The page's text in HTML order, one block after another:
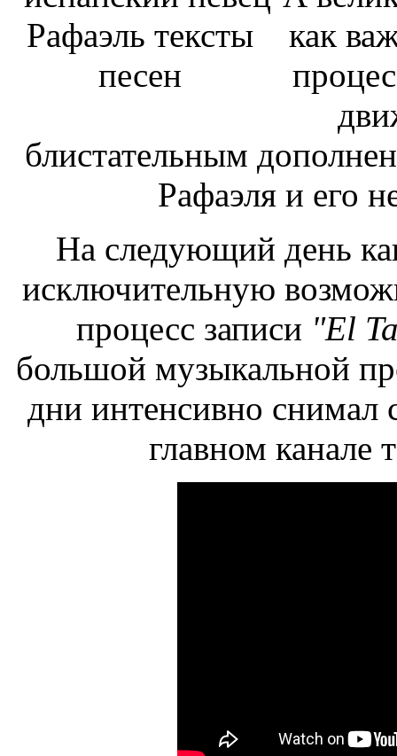
как
блистательным
Рафаэля и его
На следующий день
исключительную
процесс записи "El
большой музыкальной
дни интенсивно снимал
главном канале